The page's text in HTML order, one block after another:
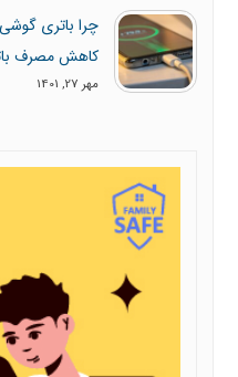
چرا باتری
کاهش مصرف
مهر 27, 1401